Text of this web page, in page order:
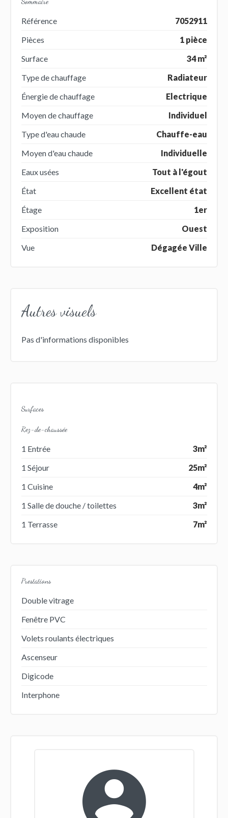
Référence
7052911
Pièces
1 pièce
Surface
34 m²
Type de chauffage
Radiateur
Énergie de chauffage
Electrique
Moyen de chauffage
Individuel
Type d'eau chaude
Chauffe-eau
Moyen d'eau chaude
Individuelle
Eaux usées
Tout à l'égout
État
Excellent état
Étage
1er
Exposition
Ouest
Vue
Dégagée Ville
Autres visuels
Pas d'informations disponibles
Surfaces
Rez-de-chaussée
1 Entrée
3m²
1 Séjour
25m²
1 Cuisine
4m²
1 Salle de douche / toilettes
3m²
1 Terrasse
7m²
Prestations
Double vitrage
Fenêtre PVC
Volets roulants électriques
Ascenseur
Digicode
Interphone